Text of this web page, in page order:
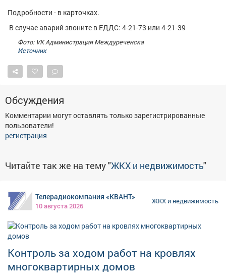
Работа Транспорт
Афиша
ТВ программа
Подробности - в карточках.
️ В случае аварий звоните в ЕДДС: 4-21-73 или 4-21-39
Фото: VK Администрация Междуреченска
Источник
Обсуждения
Комментарии могут оставлять только зарегистрированные
пользователи!
регистрация
Читайте так же на тему "ЖКХ и недвижимость"
Телерадиокомпания «КВАНТ»
10 августа 2026
ЖКХ и недвижимость
Контроль за ходом работ на кровлях
многоквартирных домов